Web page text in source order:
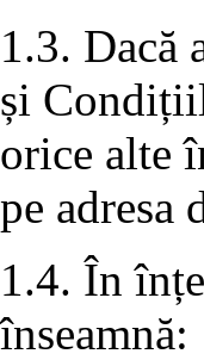
1.3. Dacă
și
orice alte
pe adresa
1.4. În
înseamnă: